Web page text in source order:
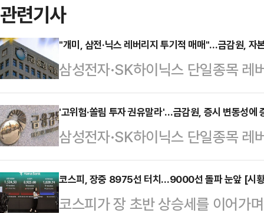
관련기사
"개미, 삼전·닉스 레버리지 투기적 매매"…금감원, 자
삼성전자·SK하이닉스 단일종목 레
적 매매'가 이어지는 가운데 금융감
며 경고 메시지를 발신했다.금감원
장 변동성 확대 관련 긴급 시장전문
"국내 자본시장 변동성 확대 상황
등을 논의했다"고 전했다.이번 간
융(IB) 시장 전문가, 국내 증권사·
'고위험·쏠림 투자 권유말라'…금감원, 증시 변동성에
삼성전자·SK하이닉스 단일종목 레
이어지는 가운데 금융감독원이 증
태'에 대한 주의를 당부했다.상품
금융당국이 변동성 장세가 이어지
코스피, 장중 8975선 터치…9000선 돌파 눈앞 [시
코스피가 장 초반 상승세를 이어